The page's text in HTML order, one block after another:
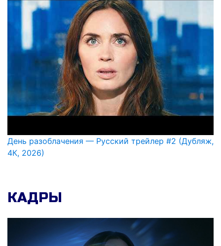
День разоблачения — Русский трейлер #2 (Дубляж,
4К, 2026)
КАДРЫ